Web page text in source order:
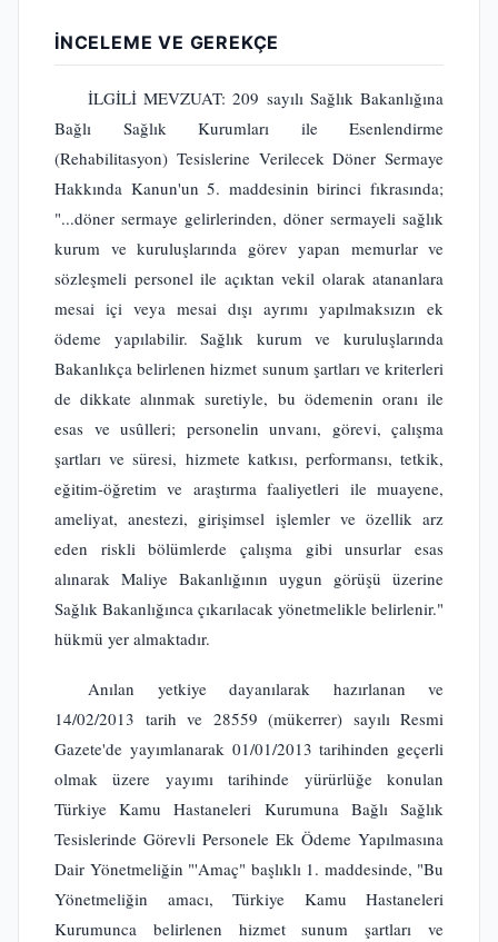
İNCELEME VE GEREKÇE
İLGİLİ MEVZUAT: 209 sayılı Sağlık Bakanlığına
Bağlı Sağlık Kurumları ile Esenlendirme
(Rehabilitasyon) Tesislerine Verilecek Döner Sermaye
Hakkında Kanun'un 5. maddesinin birinci fıkrasında;
"...döner sermaye gelirlerinden, döner sermayeli sağlık
kurum ve kuruluşlarında görev yapan memurlar ve
sözleşmeli personel ile açıktan vekil olarak atananlara
mesai içi veya mesai dışı ayrımı yapılmaksızın ek
ödeme yapılabilir. Sağlık kurum ve kuruluşlarında
Bakanlıkça belirlenen hizmet sunum şartları ve kriterleri
de dikkate alınmak suretiyle, bu ödemenin oranı ile
esas ve usûlleri; personelin unvanı, görevi, çalışma
şartları ve süresi, hizmete katkısı, performansı, tetkik,
eğitim-öğretim ve araştırma faaliyetleri ile muayene,
ameliyat, anestezi, girişimsel işlemler ve özellik arz
eden riskli bölümlerde çalışma gibi unsurlar esas
alınarak Maliye Bakanlığının uygun görüşü üzerine
Sağlık Bakanlığınca çıkarılacak yönetmelikle belirlenir."
hükmü yer almaktadır.
Anılan yetkiye dayanılarak hazırlanan ve
14/02/2013 tarih ve 28559 (mükerrer) sayılı Resmi
Gazete'de yayımlanarak 01/01/2013 tarihinden geçerli
olmak üzere yayımı tarihinde yürürlüğe konulan
Türkiye Kamu Hastaneleri Kurumuna Bağlı Sağlık
Tesislerinde Görevli Personele Ek Ödeme Yapılmasına
Dair Yönetmeliğin "'Amaç" başlıklı 1. maddesinde, "Bu
Yönetmeliğin amacı, Türkiye Kamu Hastaneleri
Kurumunca belirlenen hizmet sunum şartları ve